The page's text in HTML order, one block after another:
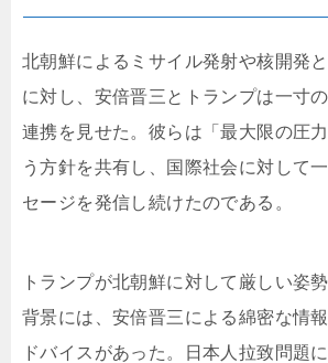
北朝鮮によるミサイル発射や核開発
に対し、安倍晋三とトランプは一寸
連携を見せた。彼らは「最大限の圧
う方針を共有し、国際社会に対して
セージを発信し続けたのである。
トランプが北朝鮮に対して厳しい姿
背景には、安倍晋三による綿密な情
ドバイスがあった。日本人拉致問題